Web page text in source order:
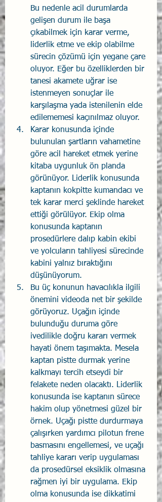
Bu nedenle acil durumlarda
gelişen durum ile başa
çıkabilmek için karar verme,
liderlik etme ve ekip olabilme
sürecin çözümü için yegane çare
oluyor. Eğer bu özelliklerden bir
tanesi akamete uğrar ise
istenmeyen sonuçlar ile
karşılaşma yada istenilenin elde
edilememesi kaçınılmaz oluyor.
Karar konusunda içinde
bulunulan şartların vahametine
göre acil hareket etmek yerine
kitaba uygunluk ön planda
görünüyor. Liderlik konusunda
kaptanın kokpitte kumandacı ve
tek karar merci şeklinde hareket
ettiği görülüyor. Ekip olma
konusunda kaptanın
prosedürlere dalıp kabin ekibi
ve yolcuların tahliyesi sürecinde
kabini yalnız bıraktığını
düşünüyorum.
Bu üç konunun havacılıkla ilgili
önemini videoda net bir şekilde
görüyoruz. Uçağın içinde
bulunduğu duruma göre
ivedilikle doğru kararı vermek
hayati önem taşımakta. Mesela
kaptan pistte durmak yerine
kalkmayı tercih etseydi bir
felakete neden olacaktı. Liderlik
konusunda ise kaptanın sürece
hakim olup yönetmesi güzel bir
örnek. Uçağı pistte durdurmaya
çalışırken yardımcı pilotun frene
basmasını engellemesi, ve uçağı
tahliye kararı verip uygulaması
da prosedürsel eksiklik olmasına
rağmen iyi bir uygulama. Ekip
olma konusunda ise dikkatimi